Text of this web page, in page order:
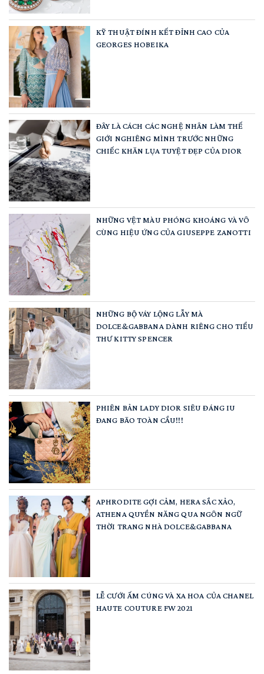
KỸ THUẬT ĐÍNH KẾT ĐỈNH CAO CỦA
GEORGES HOBEIKA
ĐÂY LÀ CÁCH CÁC NGHỆ NHÂN LÀM THẾ
GIỚI NGHIÊNG MÌNH TRƯỚC NHỮNG
CHIẾC KHĂN LỤA TUYỆT ĐẸP CỦA DIOR
NHỮNG VỆT MÀU PHÓNG KHOÁNG VÀ VÔ
CÙNG HIỆU ỨNG CỦA GIUSEPPE ZANOTTI
NHỮNG BỘ VÁY LỘNG LẪY MÀ
DOLCE&GABBANA DÀNH RIÊNG CHO TIỂU
THƯ KITTY SPENCER
PHIÊN BẢN LADY DIOR SIÊU ĐÁNG IU
ĐANG BÃO TOÀN CẦU!!!
APHRODITE GỢI CẢM, HERA SẮC XẢO,
ATHENA QUYỀN NĂNG QUA NGÔN NGỮ
THỜI TRANG NHÀ DOLCE&GABBANA
LỄ CƯỚI ẤM CÚNG VÀ XA HOA CỦA CHANEL
HAUTE COUTURE FW 2021